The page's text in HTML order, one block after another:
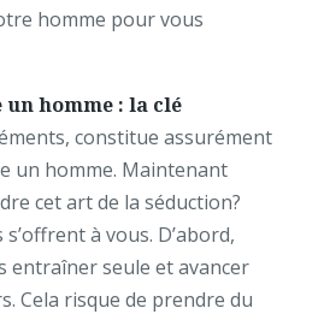
homme pour vous
un homme : la clé
constitue assurément
un homme. Maintenant
cet art de la séduction?
à vous. D’abord,
entraîner seule et avancer
Cela risque de prendre du